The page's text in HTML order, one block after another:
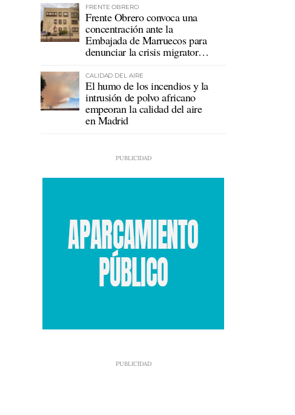
FRENTE OBRERO
Frente Obrero convoca una
concentración ante la
Embajada de Marruecos para
denunciar la crisis migratoria
CALIDAD DEL AIRE
El humo de los incendios y la
intrusión de polvo africano
empeoran la calidad del aire
en Madrid